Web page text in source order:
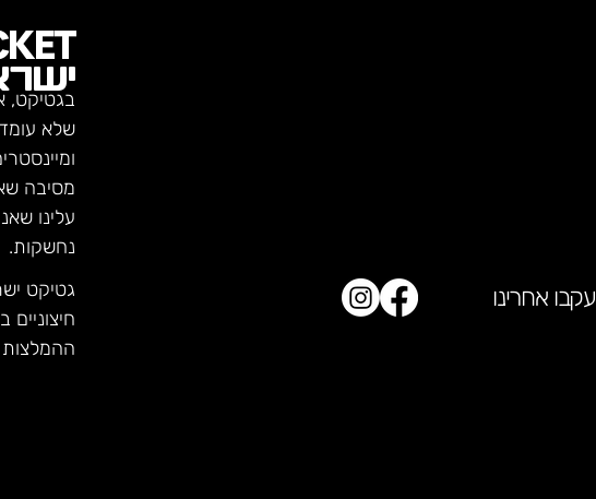
בגטיקט,
שלא
מסיבה
עלינו
נחשקות.
גטיקט
עקבו אחרינו